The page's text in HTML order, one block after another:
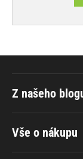
Vše o nákupu
Z našeho